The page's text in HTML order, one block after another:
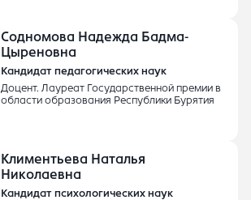
Содномова Надежда Бадма-
Цыреновна
Кандидат педагогических наук
Доцент. Лауреат Государственной премии в
области образования Республики Бурятия
Климентьева Наталья
Николаевна
Кандидат психологических наук